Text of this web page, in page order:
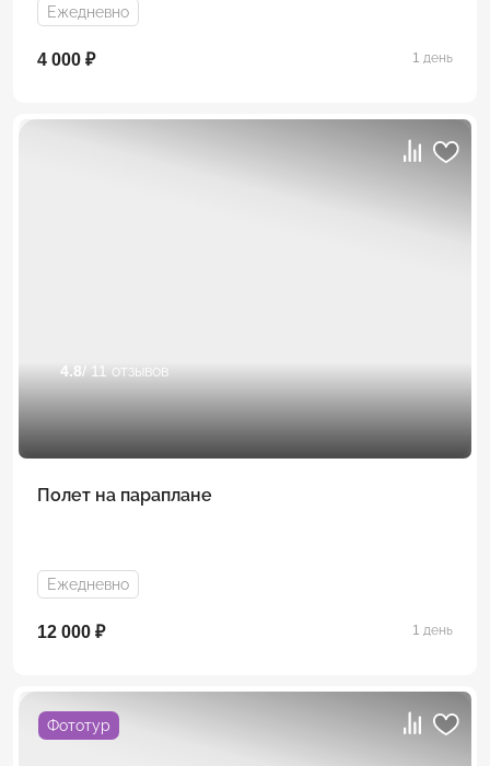
Ежедневно
4 000 ₽ 1 день
4.8/ 11 отзывов
Полет на параплане
Ежедневно
12 000 ₽ 1 день
Фототур